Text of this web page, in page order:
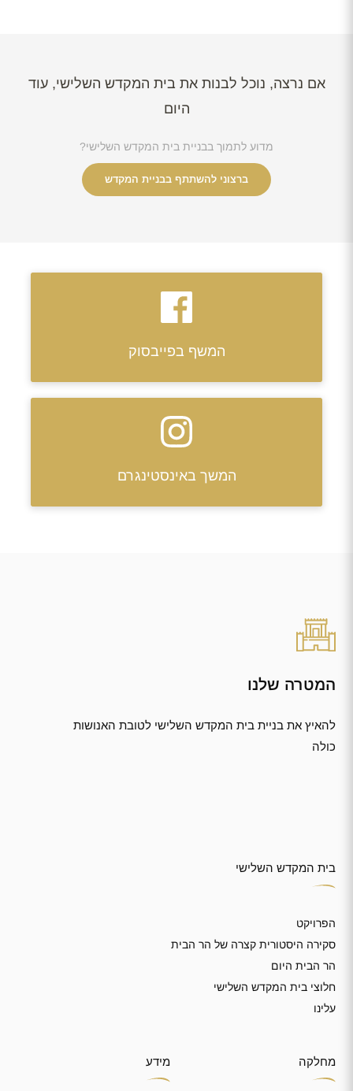
אם נרצה, נוכל לבנות את בית המקדש השלישי, עוד
היום
מדוע לתמוך בבניית בית המקדש השלישי?
ברצוני להשתתף בבניית המקדש
המשף בפייבסוק
המשך באינסטינגרם
המטרה שלנו
להאיץ את בניית בית המקדש השלישי לטובת האנושות
כולה
בית המקדש השלישי
הפרויקט
סקירה היסטורית קצרה של הר הבית
הר הבית היום
חלוצי בית המקדש השלישי
עלינו
מחלקה מידע